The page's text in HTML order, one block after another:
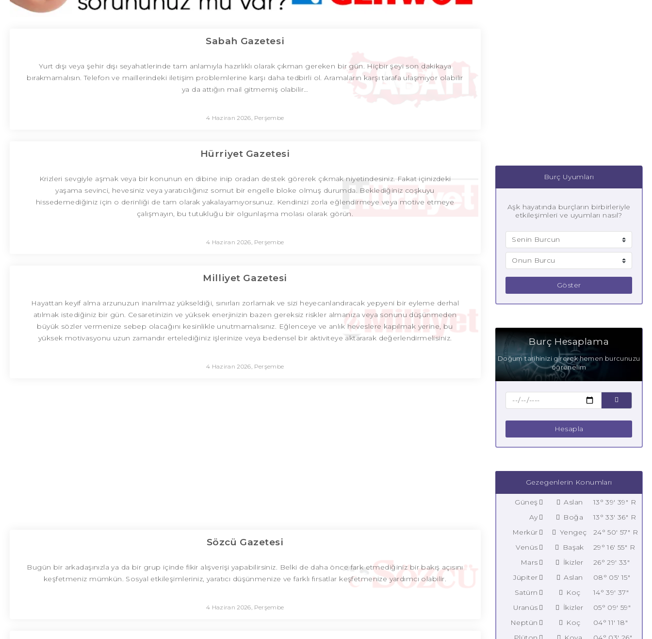
Sabah Gazetesi
Yurt dışı veya şehir dışı seyahatlerinde tam anlamıyla hazırlıklı olarak çıkman gereken bir gün. Hiçbir şeyi son dakikaya
bırakmamalısın. Telefon ve maillerindeki iletişim problemlerine karşı daha tedbirli ol. Aramaların karşı tarafa ulaşmıyor olabilir
ya da attığın mail gitmemiş olabilir…
4 Haziran 2026, Perşembe
Hürriyet Gazetesi
Krizleri sevgiyle aşmak veya bir konunun en dibine inip oradan destek görerek çıkmak niyetindesiniz. Fakat içinizdeki
yaşama sevinci, hevesiniz veya yaratıcılığınız somut bir engelle bloke olmuş durumda. Beklediğiniz coşkuyu
hissedemediğiniz için o derinliği de tam olarak yakalayamıyorsunuz. Kendinizi zorla eğlendirmeye veya motive etmeye
çalışmayın, bu tutukluğu bir olgunlaşma molası olarak görün.
4 Haziran 2026, Perşembe
Milliyet Gazetesi
Hayattan keyif alma arzunuzun inanılmaz yükseldiği, sınırları zorlamak ve sizi heyecanlandıracak yepyeni bir eyleme derhal
atılmak istediğiniz bir gün. Cesaretinizin ve yüksek enerjinizin bazen gereksiz riskler almanıza veya sonunu düşünmeden
büyük sözler vermenize sebep olacağını kesinlikle unutmamalısınız. Eğlenceye ve anlık heveslere kapılmak yerine, bu
yüksek motivasyonu uzun zamandır ertelediğiniz işlerinize veya bedensel bir aktiviteye aktararak değerlendirmelisiniz.
4 Haziran 2026, Perşembe
Sözcü Gazetesi
Bugün bir arkadaşınızla ya da bir grup içinde fikir alışverişi yapabilirsiniz. Belki de daha önce fark etmediğiniz bir bakış açısını
keşfetmeniz mümkün. Sosyal etkileşimleriniz, yaratıcı düşünmenize ve farklı fırsatlar keşfetmenize yardımcı olabilir.
4 Haziran 2026, Perşembe
Burç Uyumları
Aşk hayatında burçların birbirleriyle
etkileşimleri ve uyumları nasıl?
Göster
Burç Hesaplama
Doğum tarihinizi girerek hemen burcunuzu
öğrenelim
Hesapla
Gezegenlerin Konumları
Güneş Aslan
13° 39' 39" R
Ay
Boğa
13° 33' 36" R
Merkür
Yengeç
24° 50' 57" R
Venüs
Başak
29° 16' 55" R
Mars
İkizler
26° 29' 33"
Jüpiter
Aslan
08° 05' 15"
Satürn
Koç
14° 39' 37"
Uranüs
İkizler
05° 09' 59"
Neptün
Koç
04° 11' 18"